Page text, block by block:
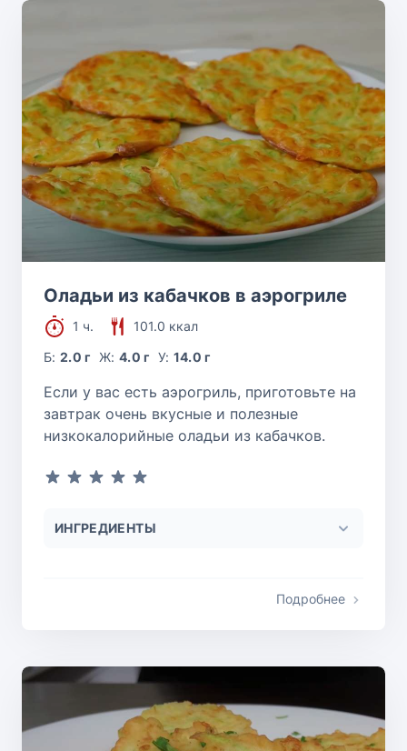
Оладьи из кабачков в аэрогриле
1 ч.
101.0 ккал
Б:2.0 г Ж: 4.0 г У: 14.0 г
Если у вас есть аэрогриль, приготовьте на
завтрак очень вкусные и полезные
низкокалорийные оладьи из кабачков.
ИНГРЕДИЕНТЫ
Подробнее